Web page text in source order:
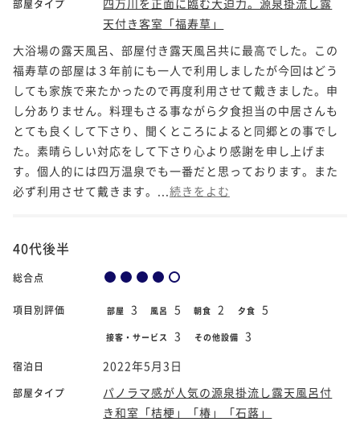
部屋タイプ
天付き客室「福寿草」
大浴場の露天風呂、部屋付き露天風呂共に最高でした。この
福寿草の部屋は３年前にも一人で利用しましたが今回はどう
しても家族で来たかったので再度利用させて戴きました。申
し分ありません。料理もさる事ながら夕食担当の中居さんも
とても良くして下さり、聞くところによると同郷との事でし
た。素晴らしい対応をして下さり心より感謝を申し上げま
す。個人的には四万温泉でも一番だと思っております。また
必ず利用させて戴きます。... 続きをよむ
40代後半
総合点
項目別評価 部屋 3 風呂 5 朝食 2 夕食 5
接客・サービス 3 その他設備 3
宿泊日 2022年5月3日
部屋タイプ
パノラマ感が人気の源泉掛流し露天風呂付
き和室「桔梗」「椿」「石蕗」